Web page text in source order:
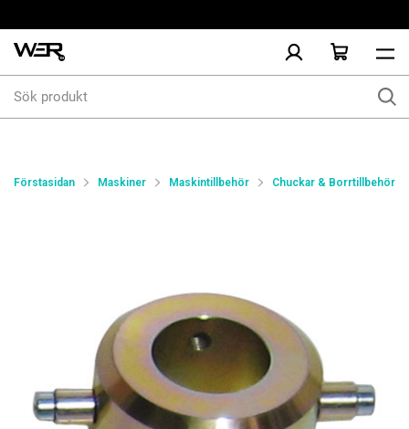
produkt
Förstasidan Maskiner Maskintillbehör Chuckar & Borrtillbehör